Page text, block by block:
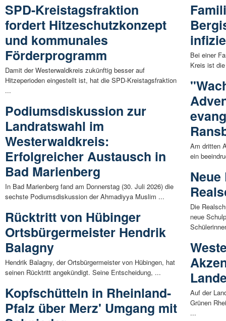
SPD-Kreistagsfraktion
fordert Hitzeschutzkonzept
und kommunales
Förderprogramm
Damit der Westerwaldkreis zukünftig besser auf
Hitzeperioden eingestellt ist, hat die SPD-Kreistagsfraktion
...
Podiumsdiskussion zur
Landratswahl im
Westerwaldkreis:
Erfolgreicher Austausch in
Bad Marienberg
In Bad Marienberg fand am Donnerstag (30. Juli 2026) die
sechste Podiumsdiskussion der Ahmadiyya Muslim ...
Rücktritt von Hübinger
Ortsbürgermeister Hendrik
Balagny
Hendrik Balagny, der Ortsbürgermeister von Hübingen, hat
seinen Rücktritt angekündigt. Seine Entscheidung, ...
Kopfschütteln in Rheinland-
Pfalz über Merz' Umgang mit
Bei einer
Kreis ist
Am dritten
ein
Die
neue
Auf der
Grünen
...